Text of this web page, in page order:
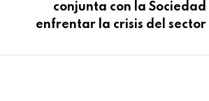
conjunta con la
enfrentar la crisis del